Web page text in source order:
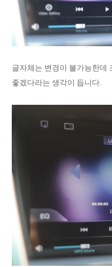
글자체는 변경이 불가능한데
좋겠다라는 생각이 듭니다.